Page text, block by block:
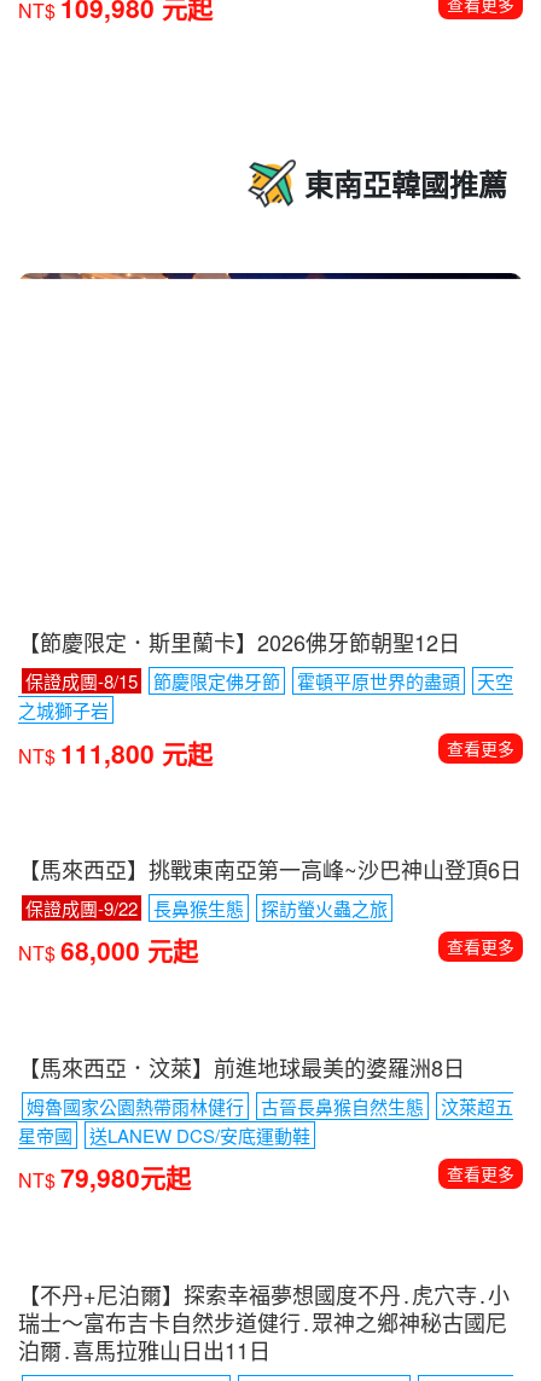
NT$ 109,980 元起
東南亞韓國推薦
【節慶限定．斯里蘭卡】2026佛牙節朝聖12日
保證成團-8/15 節慶限定佛牙節 霍頓平原世界的盡頭
天空
之城獅子岩
NT$ 111,800 元起 查看更多
【馬來西亞】挑戰東南亞第一高峰~沙巴神山登頂6日
【馬來西亞．汶萊】前進地球最美的婆羅洲8日